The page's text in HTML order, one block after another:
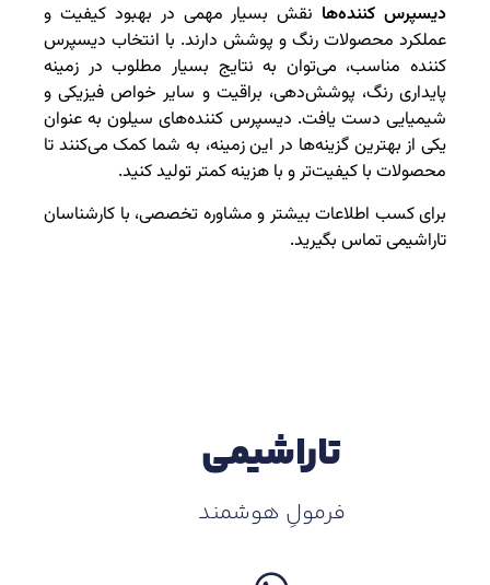
دیسپرس کننده‌ها نقش بسیار مهمی در بهبود کیفیت و
عملکرد محصولات رنگ و پوشش دارند. با انتخاب دیسپرس
کننده مناسب، می‌توان به نتایج بسیار مطلوب در زمینه
پایداری رنگ، پوشش‌دهی، براقیت و سایر خواص فیزیکی و
شیمیایی دست یافت. دیسپرس کننده‌های سیلون به عنوان
یکی از بهترین گزینه‌ها در این زمینه، به شما کمک می‌کنند تا
محصولات با کیفیت‌تر و با هزینه کمتر تولید کنید.
برای کسب اطلاعات بیشتر و مشاوره تخصصی، با کارشناسان
تاراشیمی تماس بگیرید.
تاراشیمی
فرمولِ هوشمند